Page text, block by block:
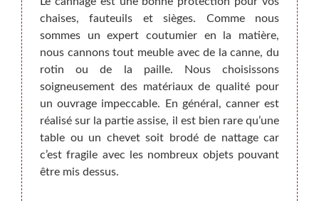
la
faire
de
chaises, fauteuils et sièges. Comme nous
sommes un expert coutumier en la matière,
nous cannons tout meuble avec de la canne, du
rotin ou de la paille. Nous choisissons
soigneusement des matériaux de qualité pour
un ouvrage impeccable. En général, canner est
réalisé sur la partie assise, il est bien rare qu’une
table ou un chevet soit brodé de nattage car
c’est fragile avec les nombreux objets pouvant
être mis dessus.
bien
du